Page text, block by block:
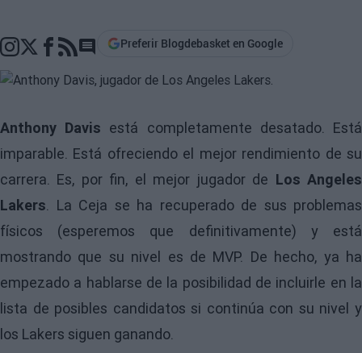
Go to comments section
Preferir Blogdebasket en Google
Anthony Davis está completamente desatado. Está
imparable. Está ofreciendo el mejor rendimiento de su
carrera. Es, por fin, el mejor jugador de Los Angeles
Lakers. La Ceja se ha recuperado de sus problemas
físicos (esperemos que definitivamente) y está
mostrando que su nivel es de MVP. De hecho, ya ha
empezado a hablarse de la posibilidad de incluirle en la
lista de posibles candidatos si continúa con su nivel y
los Lakers siguen ganando.